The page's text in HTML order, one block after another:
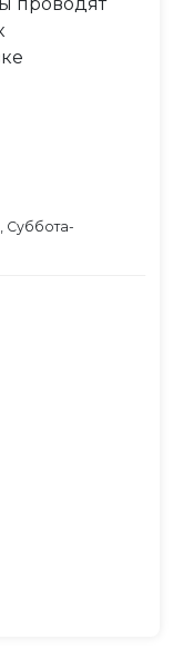
Суббота-